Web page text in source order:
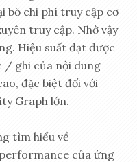
bỏ chi phí truy cập cơ
truy cập. Nhờ vậy
Hiệu suất đạt được
/ ghi của nội dung
đặc biệt đối với
Graph lớn.
tìm hiểu về
của ứng